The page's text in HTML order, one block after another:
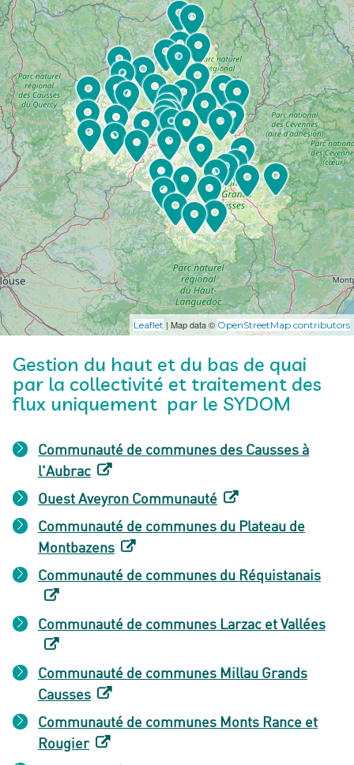
Leaflet | Map data © OpenStreetMap contributors
Gestion du haut et du bas de quai
par la collectivité et traitement des
flux uniquement par le SYDOM
Communauté de communes des Causses à
l'Aubrac
Ouest Aveyron Communauté
Communauté de communes du Plateau de
Montbazens
Communauté de communes du Réquistanais
Communauté de communes Larzac et Vallées
Communauté de communes Millau Grands
Causses
Communauté de communes Monts Rance et
Rougier